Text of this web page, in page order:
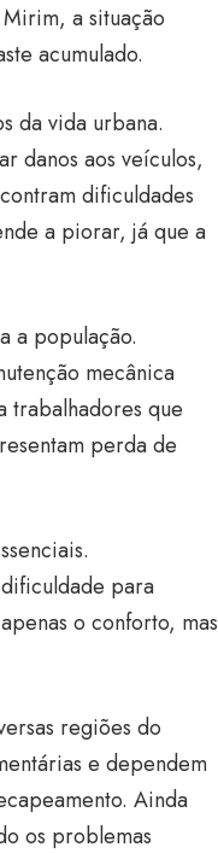
a situação
acumulado.
da vida urbana.
danos aos veículos,
dificuldades
a piorar, já que a
a população.
mecânica
trabalhadores que
perda de
para
o conforto, mas
regiões do
e dependem
Ainda
os problemas